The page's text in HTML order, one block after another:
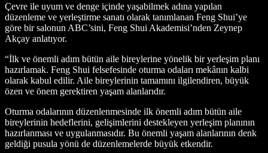
Çevre ile uyum ve denge içinde yaşabilmek adına yapılan
düzenleme ve yerleştirme sanatı olarak tanımlanan Feng Shui’ye
göre bir salonun ABC’sini, Feng Shui Akademisi’nden Zeynep
Akçay anlatıyor.
“İlk ve önemli adım bütün aile bireylerine yönelik bir yerleşim planı
hazırlamak. Feng Shui felsefesinde oturma odaları mekânın kalbi
olarak kabul edilir. Aile bireylerinin tamamını ilgilendiren, büyük
özen ve önem gerektiren yaşam alanlarıdır.
Oturma odalarının düzenlenmesinde ilk önemli adım bütün aile
bireylerinin hedeflerini, gelişimlerini destekleyen yerleşim planının
hazırlanması ve uygulanmasıdır. Bu önemli yaşam alanlarının denk
geldiği pusula yönü de düzenlemelerde büyük etkendir.